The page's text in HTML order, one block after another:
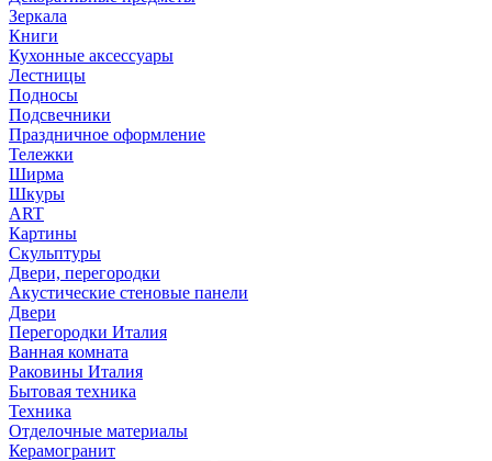
Зеркала
Книги
Кухонные аксессуары
Лестницы
Подносы
Подсвечники
Праздничное оформление
Тележки
Ширма
Шкуры
ART
Картины
Скульптуры
Двери, перегородки
Акустические стеновые панели
Двери
Перегородки Италия
Ванная комната
Раковины Италия
Бытовая техника
Техника
Отделочные материалы
Керамогранит